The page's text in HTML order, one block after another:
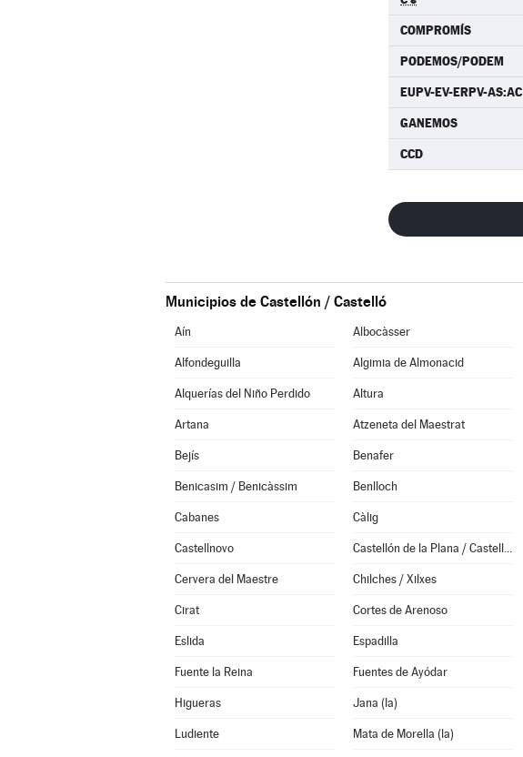
COMPROMÍS
PODEMOS/PODEM
EUPV-EV-ERPV-AS:AC
GANEMOS
CCD
Municipios de Castellón / Castelló
Aín Albocàsser
Alfondeguilla Algimia de Almonacid
Alquerías del Niño Perdido Altura
Artana Atzeneta del Maestrat
Bejís Benafer
Benicasim / Benicàssim Benlloch
Cabanes Càlig
Castellnovo Castellón de la Plana / Castelló de la Plana
Cervera del Maestre Chilches / Xilxes
Cirat Cortes de Arenoso
Eslida Espadilla
Fuente la Reina Fuentes de Ayódar
Higueras Jana (la)
Ludiente Mata de Morella (la)